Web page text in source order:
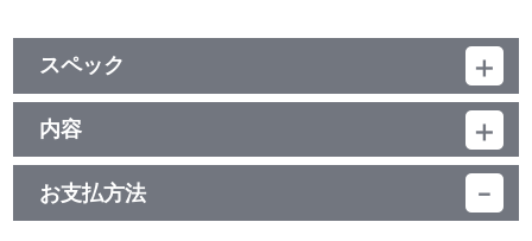
スペック
品番：TUJ-0244
ジャンル：グッズ
【ブレスレット】
サイズ(ベルト)：約 240mm（約 17cm～21.5cm調整可能）
サイズ(プレート)：約 40mm×15mm
素材：牛革・合金・クリスタルガラス
内容
制作年度：2020年
【商品仕様】
お支払方法